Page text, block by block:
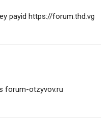
payid https://forum.thd.vg
forum-otzyvov.ru